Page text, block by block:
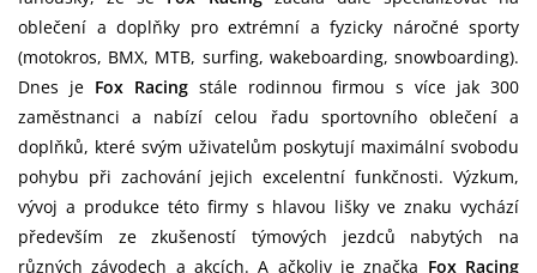
oblečení a doplňky pro extrémní a fyzicky náročné sporty
(motokros, BMX, MTB, surfing, wakeboarding, snowboarding).
Dnes je Fox Racingstále rodinnou firmou s více jak 300
zaměstnanci a nabízí celou řadu sportovního oblečení a
doplňků, které svým uživatelům poskytují maximální svobodu
pohybu při zachování jejich excelentní funkčnosti. Výzkum,
vývoj a produkce této firmy s hlavou lišky ve znaku vychází
především ze zkušeností týmových jezdců nabytých na
různých závodech a akcích. A ačkoliv je značka Fox Racing